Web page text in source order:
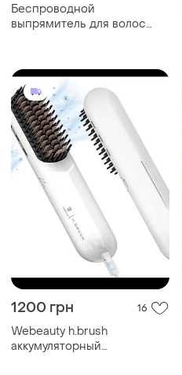
Беспроводной
выпрямитель для волос
1200 грн 16
Webeauty h.brush
аккумуляторный